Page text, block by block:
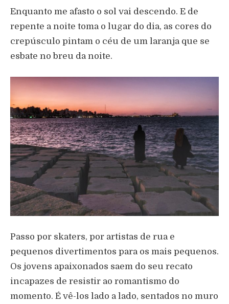
Enquanto me afasto o sol vai descendo. E de
repente a noite toma o lugar do dia, as cores do
crepúsculo pintam o céu de um laranja que se
esbate no breu da noite.
Passo por skaters, por artistas de rua e
pequenos divertimentos para os mais pequenos.
Os jovens apaixonados saem do seu recato
incapazes de resistir ao romantismo do
momento. É vê-los lado a lado, sentados no muro